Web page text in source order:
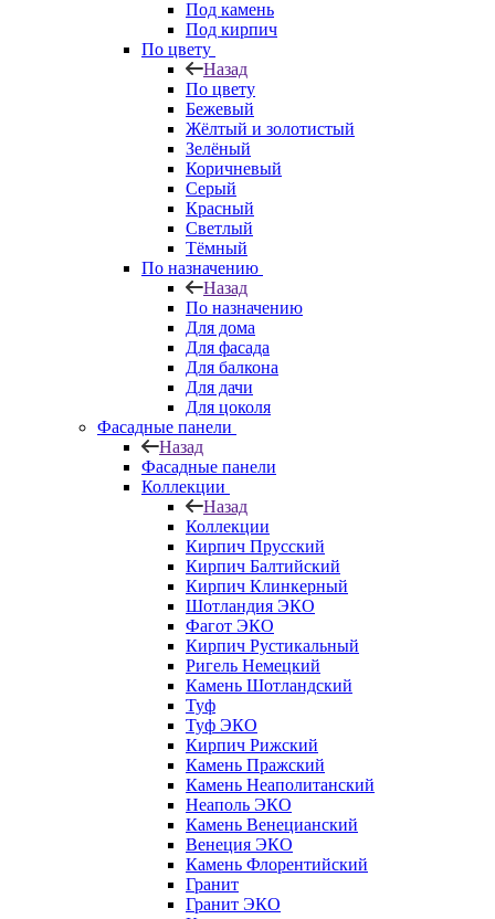
Под камень
Под кирпич
По цвету
Назад
По цвету
Бежевый
Жёлтый и золотистый
Зелёный
Коричневый
Серый
Красный
Светлый
Тёмный
По назначению
Назад
По назначению
Для дома
Для фасада
Для балкона
Для дачи
Для цоколя
Фасадные панели
Назад
Фасадные панели
Коллекции
Назад
Коллекции
Кирпич Прусский
Кирпич Балтийский
Кирпич Клинкерный
Шотландия ЭКО
Фагот ЭКО
Кирпич Рустикальный
Ригель Немецкий
Камень Шотландский
Туф
Туф ЭКО
Кирпич Рижский
Камень Пражский
Камень Неаполитанский
Неаполь ЭКО
Камень Венецианский
Венеция ЭКО
Камень Флорентийский
Гранит
Гранит ЭКО